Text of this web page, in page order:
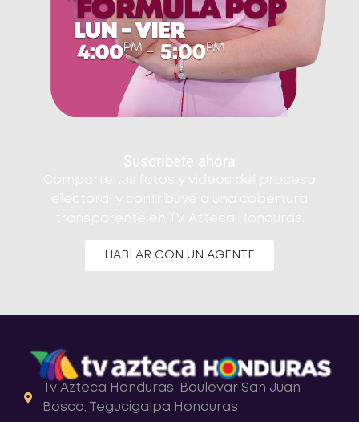
Suscribete ahora
Comparte tus fotos y videos del proceso
electoral y contribuye a una cobertura
transparente en TV Azteca Honduras.
HABLAR CON UN AGENTE
Tv Azteca Honduras, Boulevar San Juan
Bosco, Tegucigalpa Honduras